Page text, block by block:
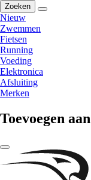
Zoeken
Nieuw
Zwemmen
Fietsen
Running
Voeding
Elektronica
Afsluiting
Merken
Toevoegen